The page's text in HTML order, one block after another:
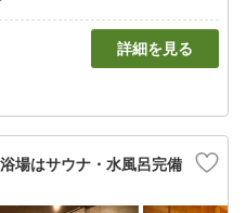
詳細を見る
場はサウナ・水風呂完備